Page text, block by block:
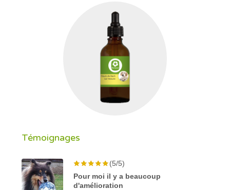
Témoignages
(5/5)
Pour moi il y a beaucoup
d'amélioration